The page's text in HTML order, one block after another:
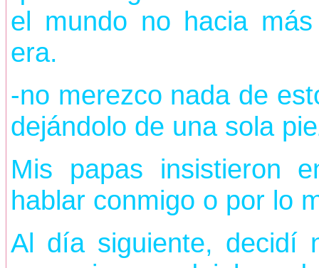
el mundo no hacia
era.
-no merezco nada de
dejándolo de una sola
Mis papas insistieron
hablar conmigo o por lo
Al día siguiente, decidí